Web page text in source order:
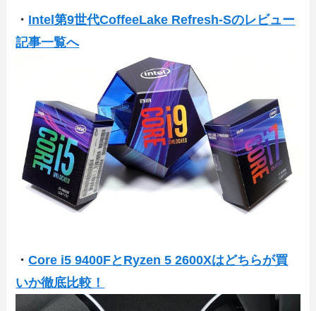
・ Intel第9世代CoffeeLake Refresh-Sのレビュー
記事一覧へ
・Core i5 9400FとRyzen 5 2600Xはどちらが買
いか徹底比較！